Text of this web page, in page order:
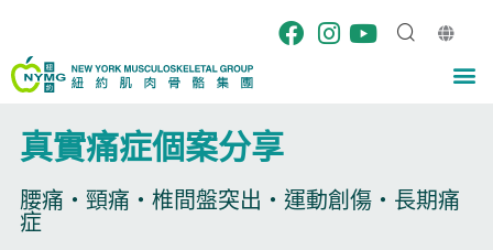
content
真實痛症個案分享​
腰痛・頸痛・椎間盤突出・運動創傷・長期痛
症​